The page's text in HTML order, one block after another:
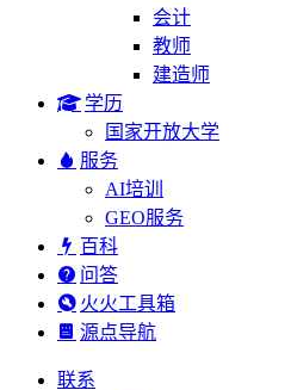
会计
教师
建造师
学历
国家开放大学
服务
AI培训
GEO服务
百科
问答
火火工具箱
源点导航
联系